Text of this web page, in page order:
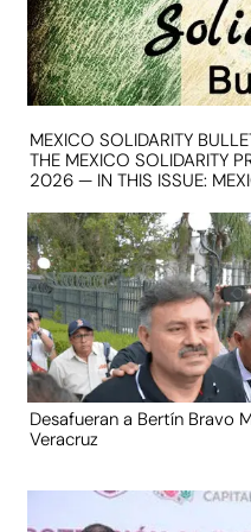
MEXICO SOLIDARITY
THE MEXICO SOLIDARITY
2026 — IN THIS ISSUE:
Desafueran a Bertín Bravo
Veracruz